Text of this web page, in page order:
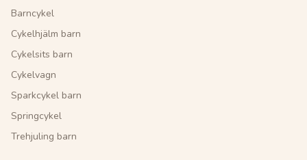
Barncykel
Cykelhjälm barn
Cykelsits barn
Cykelvagn
Sparkcykel barn
Springcykel
Trehjuling barn